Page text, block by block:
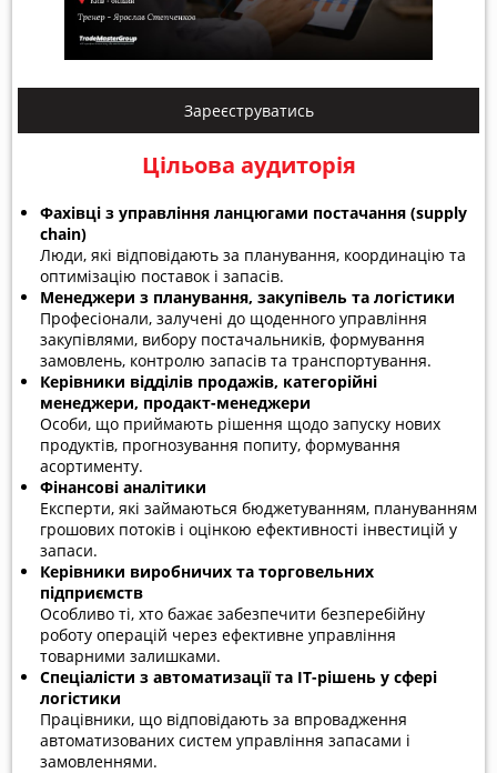
Зареєструватись
Цільова аудиторія
Фахівці з управління ланцюгами постачання (supply
chain)
Люди, які відповідають за планування, координацію та
оптимізацію поставок і запасів.
Менеджери з планування, закупівель та логістики
Професіонали, залучені до щоденного управління
закупівлями, вибору постачальників, формування
замовлень, контролю запасів та транспортування.
Керівники відділів продажів, категорійні
менеджери, продакт-менеджери
Особи, що приймають рішення щодо запуску нових
продуктів, прогнозування попиту, формування
асортименту.
Фінансові аналітики
Експерти, які займаються бюджетуванням, плануванням
грошових потоків і оцінкою ефективності інвестицій у
запаси.
Керівники виробничих та торговельних
підприємств
Особливо ті, хто бажає забезпечити безперебійну
роботу операцій через ефективне управління
товарними залишками.
Спеціалісти з автоматизації та ІТ-рішень у сфері
логістики
Працівники, що відповідають за впровадження
автоматизованих систем управління запасами і
замовленнями.